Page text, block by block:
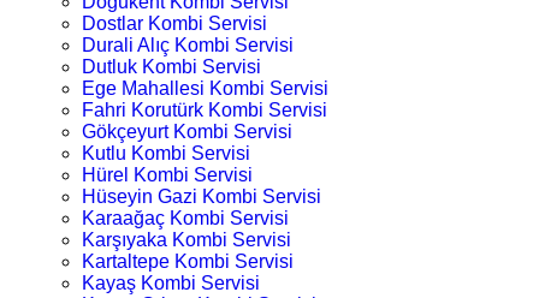
Dostlar Kombi Servisi
Durali Alıç Kombi Servisi
Dutluk Kombi Servisi
Ege Mahallesi Kombi Servisi
Fahri Korutürk Kombi Servisi
Gökçeyurt Kombi Servisi
Kutlu Kombi Servisi
Hürel Kombi Servisi
Hüseyin Gazi Kombi Servisi
Karaağaç Kombi Servisi
Karşıyaka Kombi Servisi
Kartaltepe Kombi Servisi
Kayaş Kombi Servisi